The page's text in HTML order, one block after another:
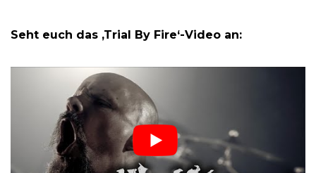
Seht euch das ‚Trial By Fire‘-Video an: